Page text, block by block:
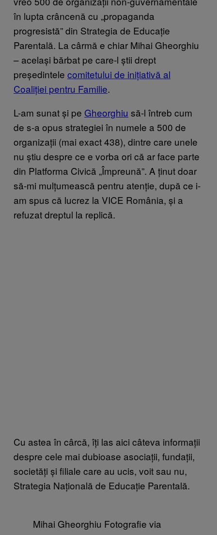
în lupta crâncenă cu „propaganda
progresistă” din Strategia de Educație
Parentală. La cârmă e chiar Mihai Gheorghiu
– același bărbat pe care-l știi drept
președintele comitetului de inițiativă al
Coaliției pentru Familie.
L-am sunat și pe Gheorghiu să-l întreb cum
de s-a opus strategiei în numele a 500 de
organizații (mai exact 438), dintre care unele
nu știu despre ce e vorba ori că ar face parte
din Platforma Civică „Împreună”. A ținut doar
să-mi mulțumească pentru atenție, după ce i-
am spus că lucrez la VICE România, și a
refuzat dreptul la replică.
Cu astea în cârcă, îți las aici câteva informații
despre cele mai dubioase asociații, fundații,
societăți și filiale care au ucis, voit sau nu,
Strategia Națională de Educație Parentală.
Mihai Gheorghiu Fotografie via